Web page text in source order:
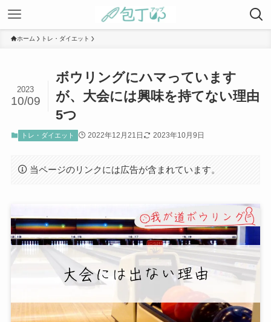
ホーム トレ・ダイエット
ボウリングにハマっています
が、大会には興味を持てない理由
5つ
2023
10/09
トレ・ダイエット 2022年12月21日 2023年10月9日
当ページのリンクには広告が含まれています。